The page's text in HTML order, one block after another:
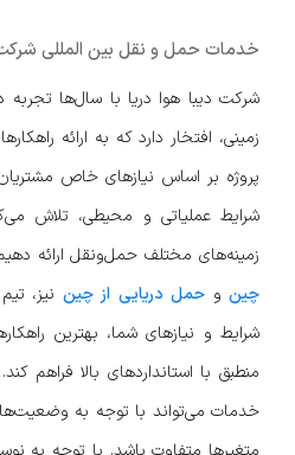
خدمات حمل و نقل بین المللی شرکت
شرکت دیبا هوا دریا با سال‌ها
زمینی، افتخار دارد که به ارائه
پروژه بر اساس نیازهای خاص
شرایط عملیاتی و محیطی، تلاش
زمینه‌های مختلف حمل‌ونقل ارائه
چین و حمل دریایی از چین نیز،
شرایط و نیازهای شما، بهترین
منطبق با استانداردهای بالا فراهم
خدمات می‌تواند با توجه به وضعیت‌های